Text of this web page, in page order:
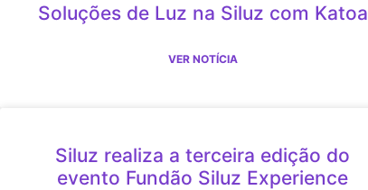
Soluções de Luz na Siluz com Katoa
VER NOTÍCIA
Siluz realiza a terceira edição do
evento Fundão Siluz Experience